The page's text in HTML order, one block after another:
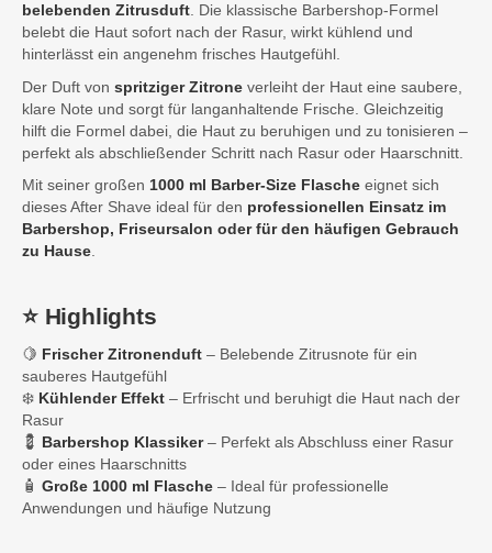
belebenden Zitrusduft . Die klassische Barbershop-Formel
belebt die Haut sofort nach der Rasur, wirkt kühlend und
hinterlässt ein angenehm frisches Hautgefühl.
Der Duft von spritziger Zitrone verleiht der Haut eine saubere,
klare Note und sorgt für langanhaltende Frische. Gleichzeitig
hilft die Formel dabei, die Haut zu beruhigen und zu tonisieren –
perfekt als abschließender Schritt nach Rasur oder Haarschnitt.
Mit seiner großen 1000 ml Barber-Size Flasche eignet sich
dieses After Shave ideal für den professionellen Einsatz im
Barbershop, Friseursalon oder für den häufigen Gebrauch
zu Hause.
⭐ Highlights
🍋 Frischer Zitronenduft – Belebende Zitrusnote für ein
sauberes Hautgefühl
❄️ Kühlender Effekt – Erfrischt und beruhigt die Haut nach der
Rasur
💈 Barbershop Klassiker– Perfekt als Abschluss einer Rasur
oder eines Haarschnitts
🧴 Große 1000 ml Flasche – Ideal für professionelle
Anwendungen und häufige Nutzung